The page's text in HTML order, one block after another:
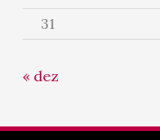
31
« dez